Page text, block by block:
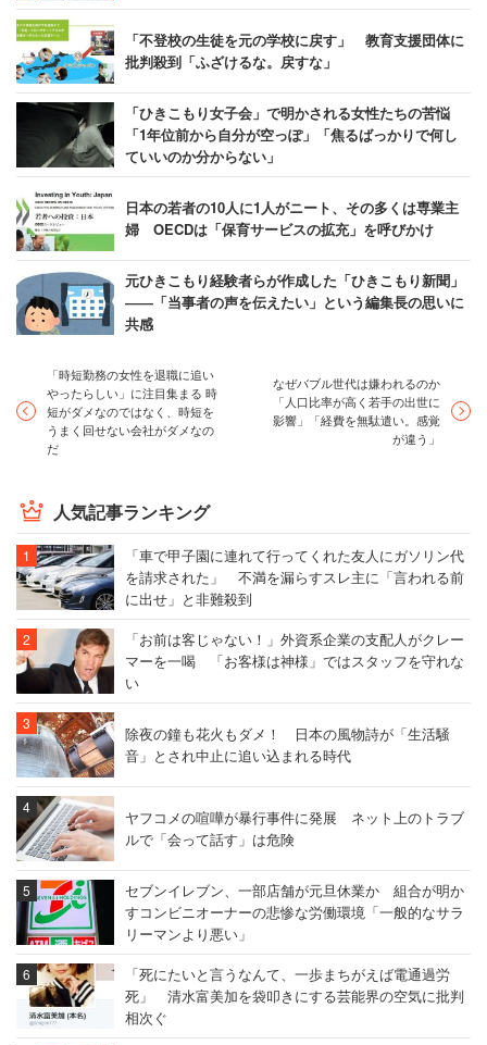
「不登校の生徒を元の学校に戻す」 教育支援団体に
批判殺到「ふざけるな。戻すな」
「ひきこもり女子会」で明かされる女性たちの苦悩
「1年位前から自分が空っぽ」「焦るばっかりで何し
ていいのか分からない」
日本の若者の10人に1人がニート、その多くは専業主
婦 OECDは「保育サービスの拡充」を呼びかけ
元ひきこもり経験者らが作成した「ひきこもり新聞」
――「当事者の声を伝えたい」という編集長の思いに
共感
「時短勤務の女性を退職に追い
やったらしい」に注目集まる 時
短がダメなのではなく、時短を
うまく回せない会社がダメなの
だ
なぜバブル世代は嫌われるのか
「人口比率が高く若手の出世に
影響」「経費を無駄遣い。感覚
が違う」
人気記事ランキング
「車で甲子園に連れて行ってくれた友人にガソリン代
を請求された」 不満を漏らすスレ主に「言われる前
に出せ」と非難殺到
「お前は客じゃない！」外資系企業の支配人がクレー
マーを一喝 「お客様は神様」ではスタッフを守れな
い
除夜の鐘も花火もダメ！ 日本の風物詩が「生活騒
音」とされ中止に追い込まれる時代
ヤフコメの喧嘩が暴行事件に発展 ネット上のトラブ
ルで「会って話す」は危険
セブンイレブン、一部店舗が元旦休業か 組合が明か
すコンビニオーナーの悲惨な労働環境「一般的なサラ
リーマンより悪い」
「死にたいと言うなんて、一歩まちがえば電通過労
死」 清水富美加を袋叩きにする芸能界の空気に批判
相次ぐ